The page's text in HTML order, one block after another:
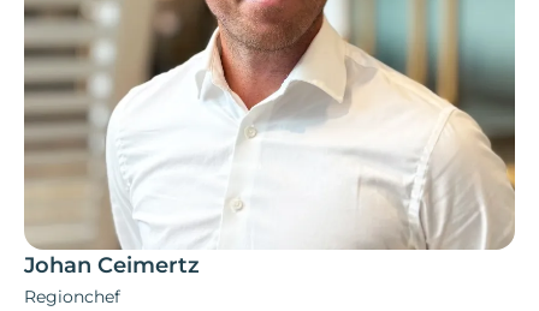
Johan Ceimertz
Regionchef